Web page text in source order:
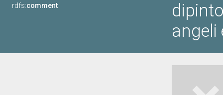
rdfs:comment
angeli